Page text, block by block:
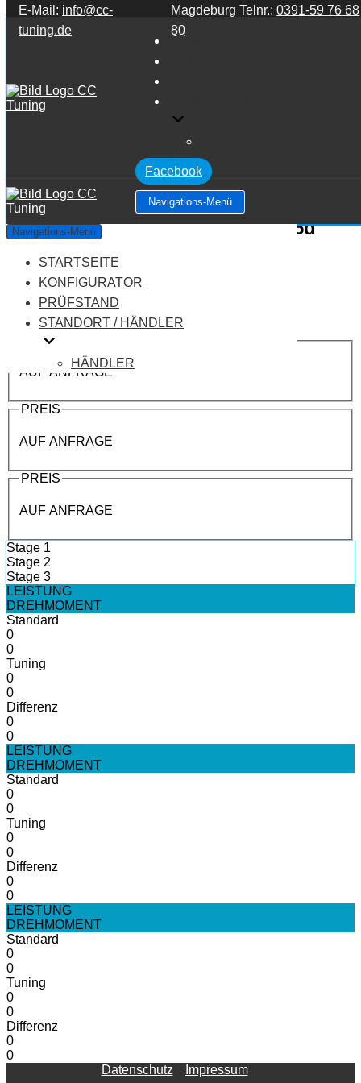
Zum Inhalt springen
E-Mail: info@cc-
tuning.de
Magdeburg Telnr.:0391-59 76 68
80
STARTSEITE
Facebook
Navigations-Menü
Navigations-Menü
STARTSEITE
KONFIGURATOR
PRÜFSTAND
STANDORT / HÄNDLER
HÄNDLER
BMW X4 Series F26 X4 Series 35d
XDRIVE
Leistung:313 PS
Drehmoment:630 NM
Motortyp:Diesel
PREIS
AUF ANFRAGE
PREIS
AUF ANFRAGE
PREIS
AUF ANFRAGE
Stage 1
Stage 2
Stage 3
LEISTUNG
DREHMOMENT
Standard
0
0
Tuning
0
0
Differenz
0
0
LEISTUNG
DREHMOMENT
Standard
0
0
Tuning
0
0
Differenz
0
0
LEISTUNG
DREHMOMENT
Standard
0
0
Tuning
0
0
Differenz
0
0
Datenschutz
Impressum